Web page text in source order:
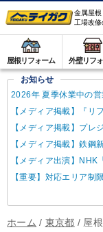
金属屋
工場改
屋根リフォーム 外壁リフ
お知らせ
2026年 夏季休業中の
【メディア掲載】『リフォーム産
【メディア掲載】プレジデン
【メディア掲載】鉄鋼新
【メディア出演】NHK「
【重要】対応エリア制
ホーム / 東京都 / 屋